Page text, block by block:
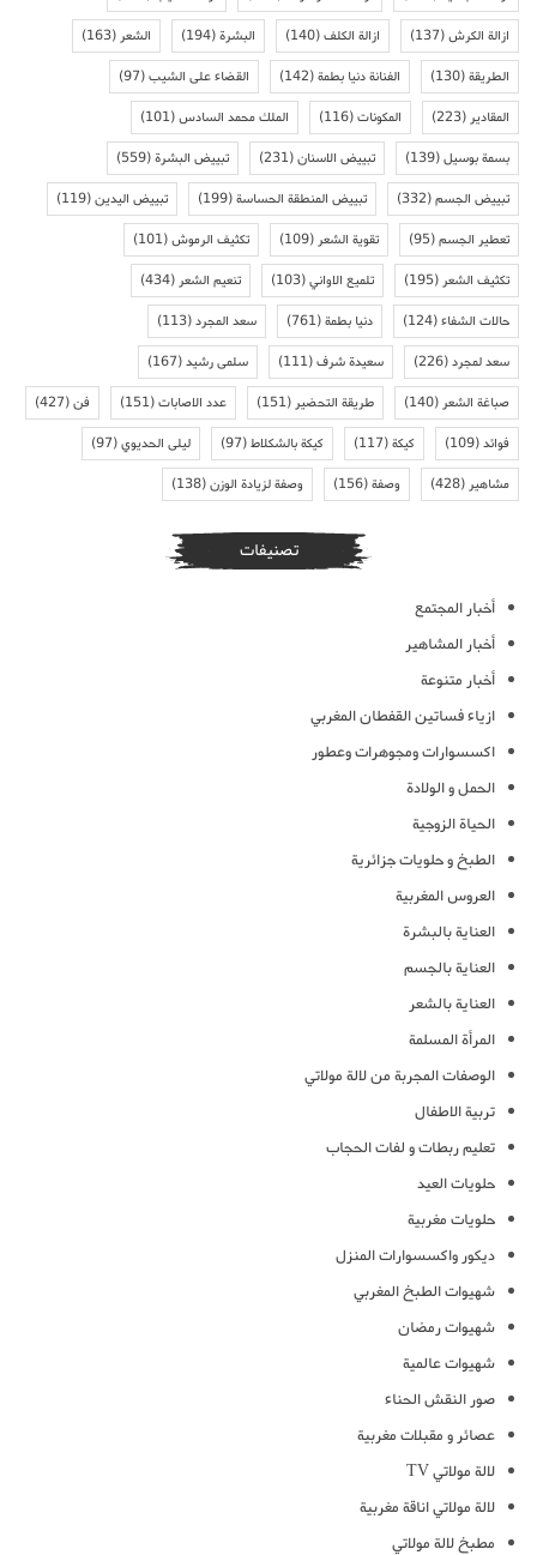
ازالة الكرش(137) ازالة الكلف(140) البشرة(194) الشعر(163)
الطريقة(130) الفنانة دنيا بطمة(142) القضاء على الشيب(97)
المقادير(223) المكونات(116) الملك محمد السادس(101)
بسمة بوسيل(139) تبييض الاسنان(231) تبييض البشرة(559)
تبييض الجسم(332) تبييض المنطقة الحساسة(199) تبييض اليدين(119)
تعطير الجسم(95) تقوية الشعر(109) تكثيف الرموش(101)
تكثيف الشعر(195) تلميع الاواني(103) تنعيم الشعر(434)
حالات الشفاء(124) دنيا بطمة(761) سعد المجرد(113)
سعد لمجرد(226) سعيدة شرف(111) سلمى رشيد(167)
صباغة الشعر(140) طريقة التحضير(151) عدد الاصابات(151) فن(427)
فوائد(109) كيكة(117) كيكة بالشكلاط(97) ليلى الحديوي(97)
مشاهير(428) وصفة(156) وصفة لزيادة الوزن(138)
تصنيفات
أخبار المجتمع
أخبار المشاهير
أخبار متنوعة
ازياء فساتين القفطان المغربي
اكسسوارات ومجوهرات وعطور
الحمل و الولادة
الحياة الزوجية
الطبخ و حلويات جزائرية
العروس المغربية
العناية بالبشرة
العناية بالجسم
العناية بالشعر
المرأة المسلمة
الوصفات المجربة من لالة مولاتي
تربية الاطفال
تعليم ربطات و لفات الحجاب
حلويات العيد
حلويات مغربية
ديكور واكسسوارات المنزل
شهيوات الطبخ المغربي
شهيوات رمضان
شهيوات عالمية
صور النقش الحناء
عصائر و مقبلات مغربية
لالة مولاتي TV
لالة مولاتي اناقة مغربية
مطبخ لالة مولاتي